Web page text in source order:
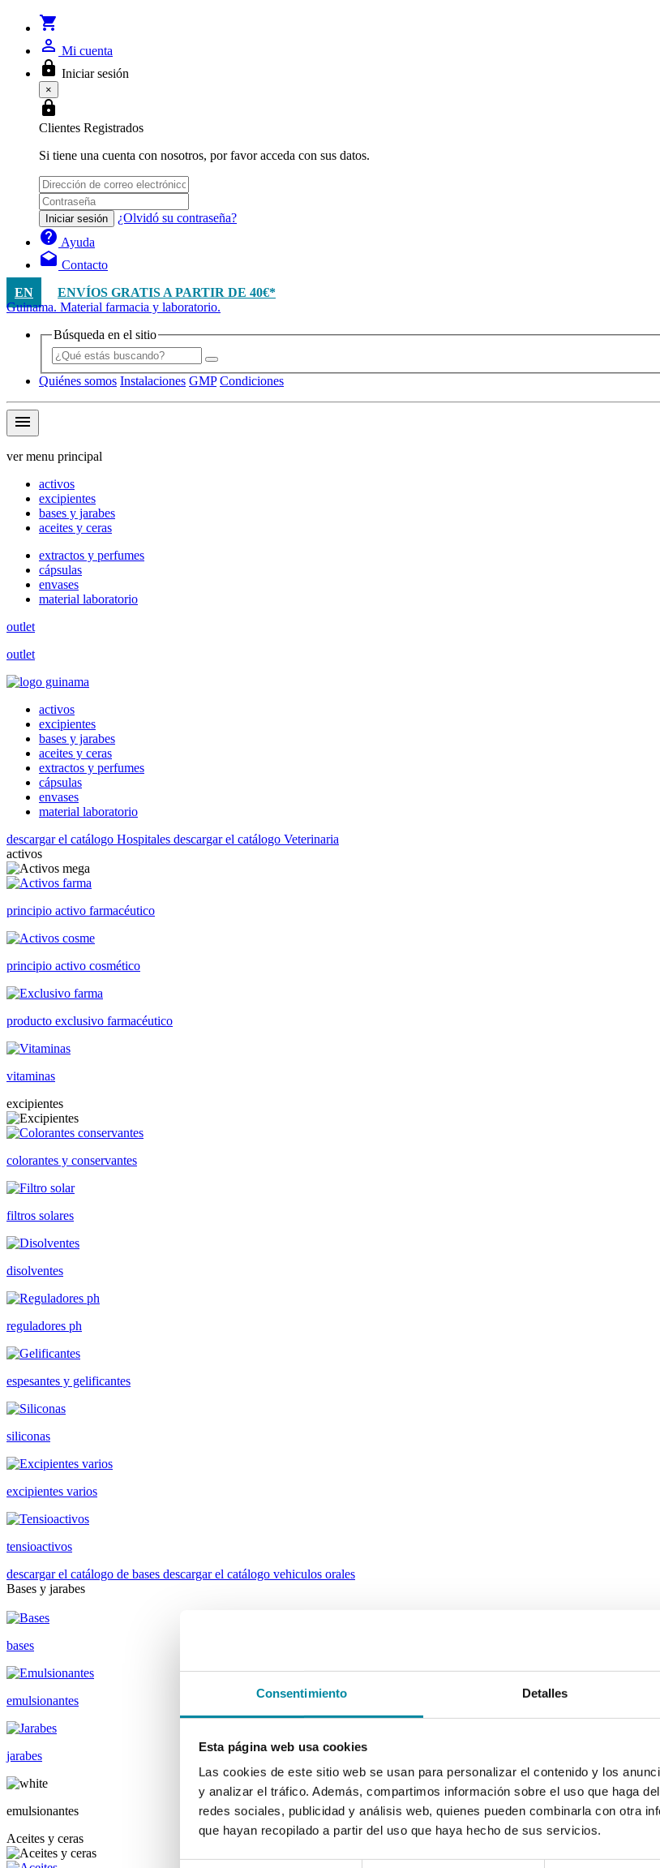
Consentimiento Detalles
Esta página web usa cookies
Las cookies de este sitio web se usan para personalizar el contenido y los
y analizar el tráfico. Además, compartimos información sobre el uso que haga
redes sociales, publicidad y análisis web, quienes pueden combinarla con otra
que hayan recopilado a partir del uso que haya hecho de sus servicios.
shopping_cart
person_outline Mi cuenta
lock Iniciar sesión
×
lock
Clientes Registrados
Si tiene una cuenta con nosotros, por favor acceda con sus datos.
Iniciar sesión ¿Olvidó su contraseña?
help Ayuda
drafts Contacto
EN
ENVÍOS GRATIS A PARTIR DE 40€*
Guinama. Material farmacia y laboratorio.
Búsqueda en el sitio
Quiénes somos Instalaciones GMP Condiciones
menu
ver menu principal
activos
excipientes
bases y jarabes
aceites y ceras
extractos y perfumes
cápsulas
envases
material laboratorio
outlet
outlet
activos
excipientes
bases y jarabes
aceites y ceras
extractos y perfumes
cápsulas
envases
material laboratorio
descargar el catálogo Hospitales descargar el catálogo Veterinaria
activos
principio activo farmacéutico
principio activo cosmético
producto exclusivo farmacéutico
vitaminas
excipientes
colorantes y conservantes
filtros solares
disolventes
reguladores ph
espesantes y gelificantes
siliconas
excipientes varios
tensioactivos
descargar el catálogo de bases descargar el catálogo vehiculos orales
Bases y jarabes
bases
emulsionantes
jarabes
emulsionantes
Aceites y ceras